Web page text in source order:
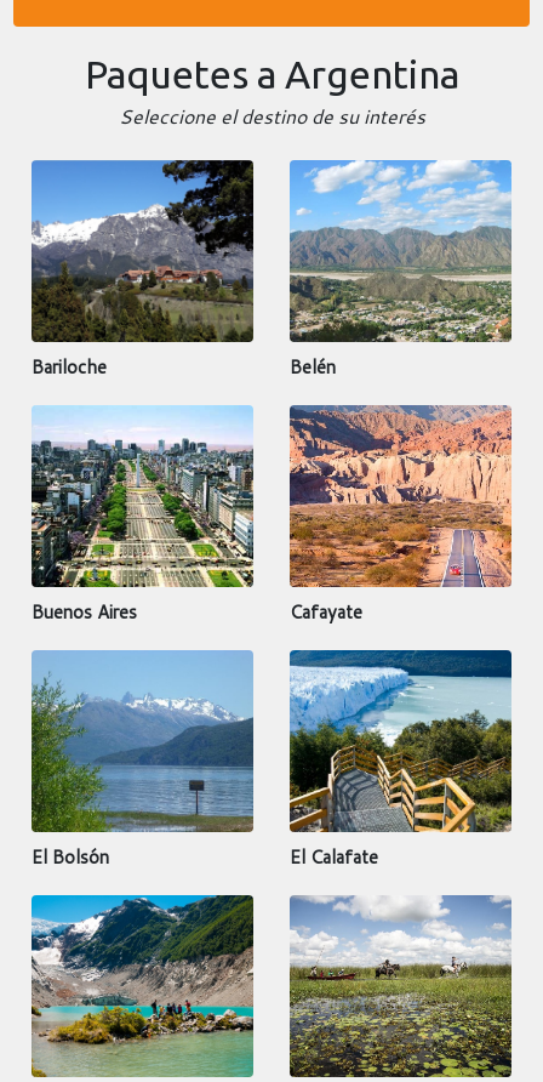
Paquetes a Argentina
Seleccione el destino de su interés
Bariloche Belén
Buenos Aires Cafayate
El Bolsón El Calafate